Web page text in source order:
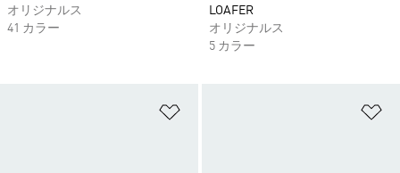
オリジナルス
41 カラー
LOAFER
オリジナルス
5 カラー